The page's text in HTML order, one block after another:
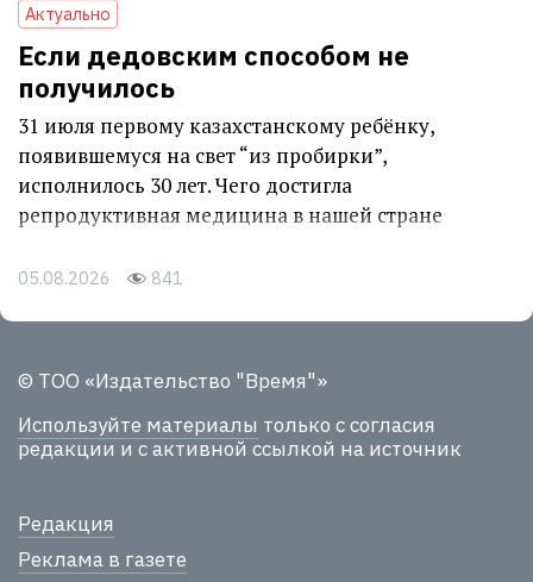
Актуально
Если дедовским способом не
получилось
31 июля первому казахстанскому ребёнку,
появившемуся на свет “из пробирки”,
исполнилось 30 лет. Чего достигла
репродуктивная медицина в нашей стране
05.08.2026 841
© ТОО «Издательство "Время"»
Используйте материалы только с согласия
редакции и с активной ссылкой на источник
Редакция
Реклама в газете